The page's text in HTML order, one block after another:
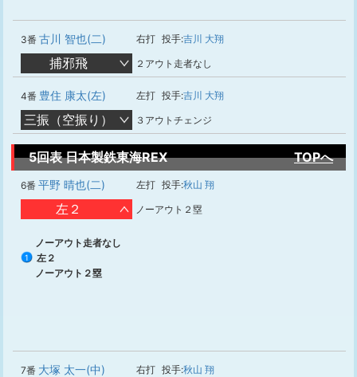
3番 古川 智也(二) 右打 投手:吉川 大翔
捕邪飛 ２アウト走者なし
4番 豊住 康太(左) 左打 投手:吉川 大翔
三振（空振り） ３アウトチェンジ
5回表 日本製鉄東海REX TOPへ
6番 平野 晴也(二) 左打 投手:秋山 翔
左２ ノーアウト２塁
ノーアウト走者なし
1
左２
ノーアウト２塁
7番 大塚 太一(中) 右打 投手:秋山 翔